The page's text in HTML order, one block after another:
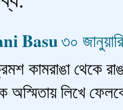
Basu৩০
কামরাঙা থেকে
অস্মিতায় লিখে